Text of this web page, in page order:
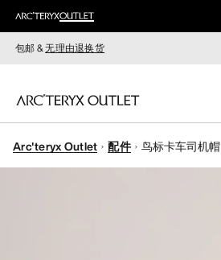
包邮 &无理由退换货
女装
Arc'teryx Outlet 配件 鸟标卡车司机帽